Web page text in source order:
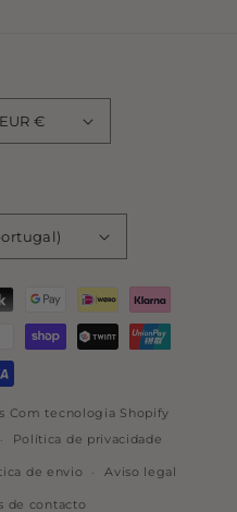
Portugal | EUR €
Com tecnologia Shopify
Política de privacidade
de envio Aviso legal
de contacto